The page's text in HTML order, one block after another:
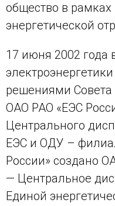
общество в
энергетической
17 июня 2002 года
решениями Совета
ОАО РАО «ЕЭС
Центрального
ЕЭС и ОДУ –
России» создано
— Центральное
Единой